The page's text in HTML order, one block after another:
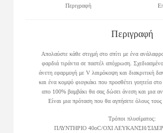
Περιγραφή
Περιγραφή
Απολαύστε κάθε στιγμή στο σπίτι με ένα
φαρδιά τιράντα σε παστέλ απόχρωση.
άνετη εφαρμογή με V λαιμόκοψη και διακριτική
και ένα κομψό φιογκάκι που προσθέτει γοητεία
απο 100% βαμβάκι θα σας δώσει άνεση και μια
Είναι μια πρόταση που θα αγπήσετε όλους τους
Τρόποι πλυσίματος:
ΠΛΥΝΤΗΡΙΟ 40οC/ΟΧΙ ΛΕΥΚΑΝΣΗ/